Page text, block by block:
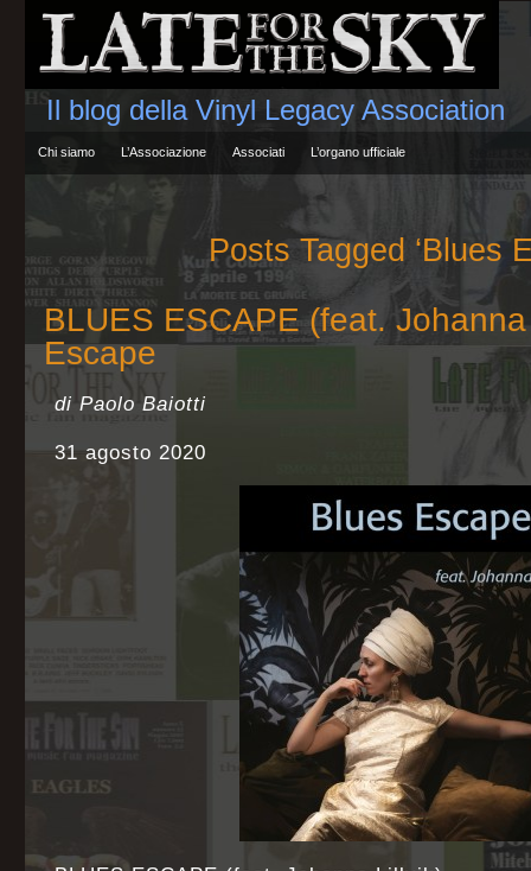
Il blog della Vinyl Legacy Association
Chi siamo L’Associazione Associati L’organo ufficiale
Posts Tagged ‘Blues
BLUES ESCAPE (feat.
Escape
di Paolo Baiotti
31 agosto 2020